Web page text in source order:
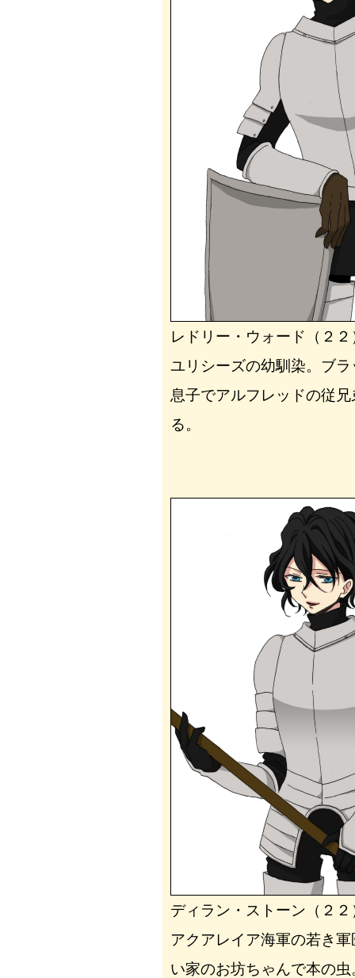
レドリー・ウォード（２２
ユリシーズの幼馴染。ブ
息子でアルフレッドの従
る。
ディラン・ストーン（２２
アクアレイア海軍の若き
い家のお坊ちゃんで本の虫